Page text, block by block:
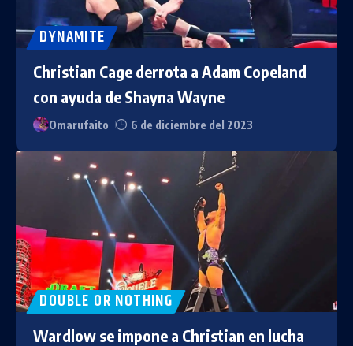
DYNAMITE
Christian Cage derrota a Adam Copeland
con ayuda de Shayna Wayne
Omarufaito 6 de diciembre del 2023
DOUBLE OR NOTHING
Wardlow se impone a Christian en lucha